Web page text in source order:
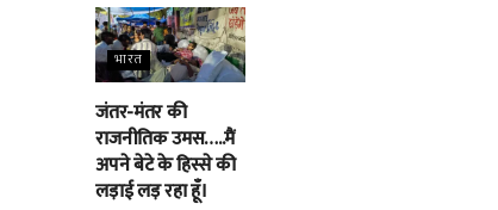
भारत
जंतर-मंतर की
राजनीतिक उमस…..मैं
अपने बेटे के हिस्से की
लड़ाई लड़ रहा हूँ।